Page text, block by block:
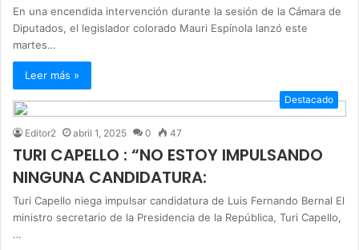
En una encendida intervención durante la sesión de la Cámara de
Diputados, el legislador colorado Mauri Espínola lanzó este
martes…
Leer más »
Destacado
Editor2 abril 1, 2025 0 47
TURI CAPELLO : “NO ESTOY IMPULSANDO
NINGUNA CANDIDATURA:
Turi Capello niega impulsar candidatura de Luis Fernando Bernal El
ministro secretario de la Presidencia de la República, Turi Capello,
…